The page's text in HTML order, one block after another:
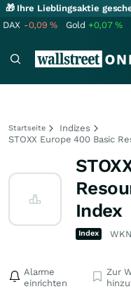
🎁 Ihre Lieblingsaktie
DAX -0,09% Gold +0,07%
Startseite
Indizes
STOXX Europe 400 Basic
Index
Index
Alarme
einrichten
Zur